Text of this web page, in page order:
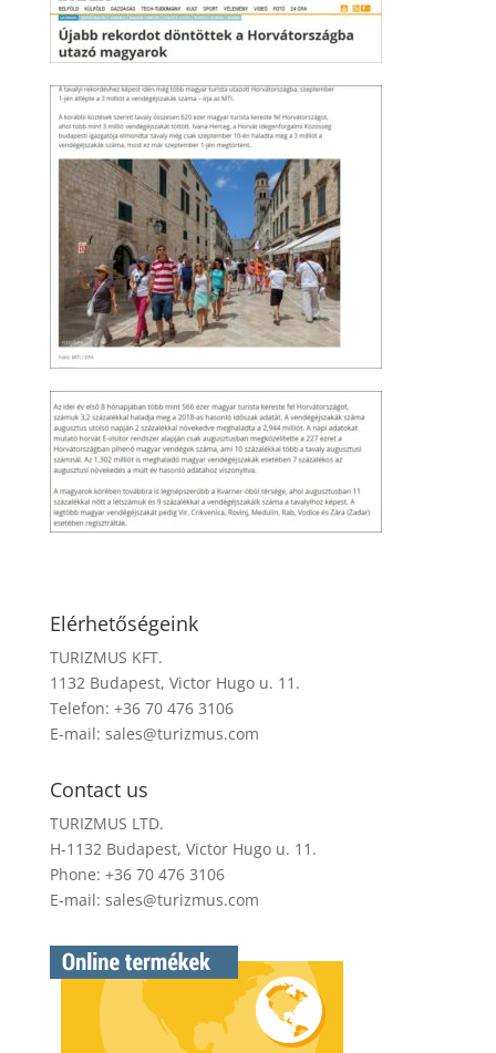
Elérhetőségeink
TURIZMUS KFT.
1132 Budapest, Victor Hugo u. 11.
Telefon: +36 70 476 3106
E-mail: sales@turizmus.com
Contact us
TURIZMUS LTD.
H-1132 Budapest, Victor Hugo u. 11.
Phone: +36 70 476 3106
E-mail: sales@turizmus.com